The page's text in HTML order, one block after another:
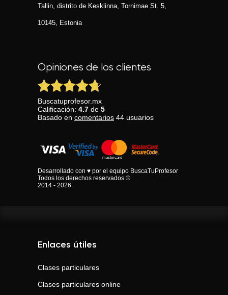
Tallin, distrito de Kesklinna, Tornimаe St. 5,
10145, Estonia
Opiniones de los clientes
Buscatuprofesor.mx
Calificación: 4.7 de 5
Basado en comentarios 44 usuarios
Desarrollado con ♥ por el equipo BuscaTuProfesor
Todos los derechos reservados ©
2014 - 2026
Enlaces útiles
Clases particulares
Clases particulares online